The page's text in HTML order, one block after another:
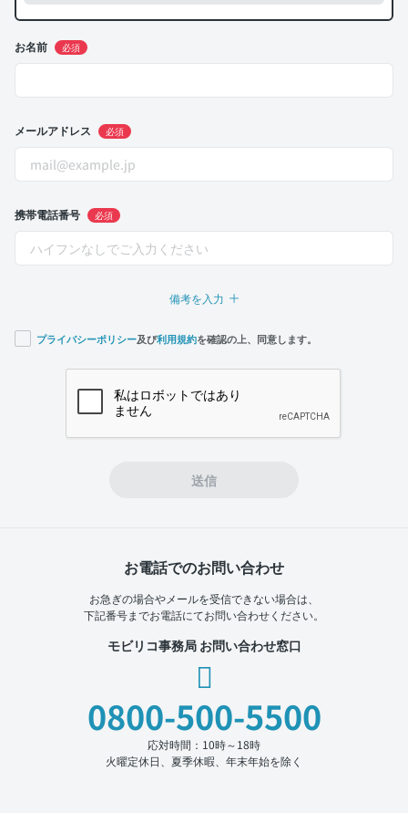
お名前 必須
メールアドレス 必須
携帯電話番号 必須
備考を入力
プライバシーポリシー及び利用規約を確認の上、同意します。
送信
お電話でのお問い合わせ
お急ぎの場合やメールを受信できない場合は、
下記番号までお電話にてお問い合わせください。
モビリコ事務局 お問い合わせ窓口
0800-500-5500
応対時間：10時～18時
火曜定休日、夏季休暇、年末年始を除く